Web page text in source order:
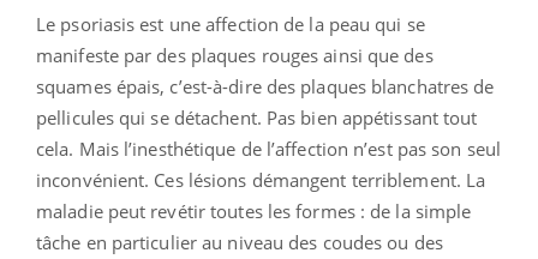
Le psoriasis est une affection de la peau qui se
manifeste par des plaques rouges ainsi que des
squames épais, c’est-à-dire des plaques blanchatres de
pellicules qui se détachent. Pas bien appétissant tout
cela. Mais l’inesthétique de l’affection n’est pas son seul
inconvénient. Ces lésions démangent terriblement. La
maladie peut revétir toutes les formes : de la simple
tâche en particulier au niveau des coudes ou des